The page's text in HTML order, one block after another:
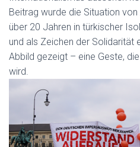
Beitrag wurde die Situation von
über 20 Jahren in türkischer
und als Zeichen der Solidarität
Abbild gezeigt – eine Geste,
wird.